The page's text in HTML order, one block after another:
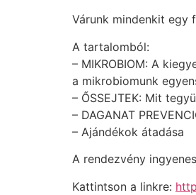
Várunk mindenkit egy
A tartalomból:
– MIKROBIOM: A
a mikrobiomunk
– ŐSSEJTEK: Mit
– DAGANAT
– Ajándékok átadása
A rendezvény
Kattintson a linkre: